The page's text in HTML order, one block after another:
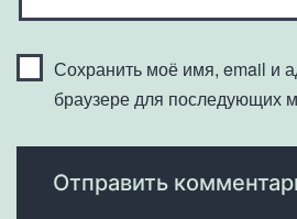
Сохранить моё имя, email и
браузере для последующих